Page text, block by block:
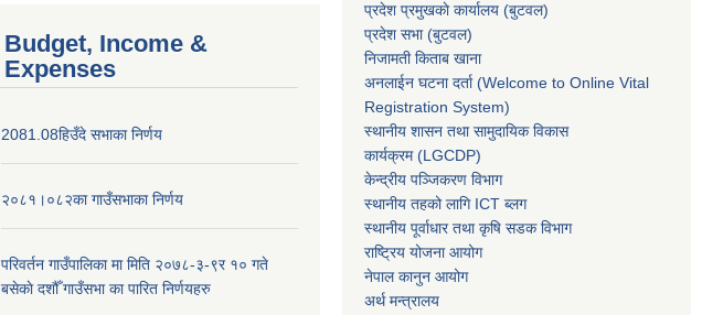
Budget, Income &
Expenses
2081.08हिउँदे सभाका निर्णय
२०८१।०८२का गाउँसभाका निर्णय
परिवर्तन गाउँपालिका मा मिति २०७८-३-९र १० गते
बसेकाे दशौँ गाउँसभा का पारित निर्णयहरु
प्रदेश प्रमुखकाे कार्यालय (बुटवल)
प्रदेश सभा (बुटवल)
निजामती किताब खाना
अनलाईन घटना दर्ता (Welcome to Online Vital
Registration System)
स्थानीय शासन तथा सामुदायिक विकास
कार्यक्रम (LGCDP)
केन्द्रीय पञ्जिकरण विभाग
स्थानीय तहको लागि ICT ब्लग
स्थानीय पूर्वाधार तथा कृषि सडक विभाग
राष्ट्रिय योजना आयोग
नेपाल कानुन आयोग
अर्थ मन्त्रालय